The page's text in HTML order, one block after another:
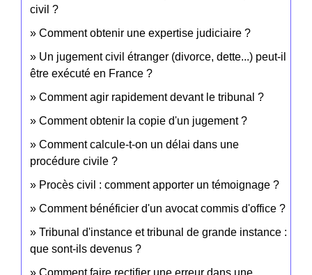
civil ?
Comment obtenir une expertise judiciaire ?
Un jugement civil étranger (divorce, dette...) peut-il
être exécuté en France ?
Comment agir rapidement devant le tribunal ?
Comment obtenir la copie d'un jugement ?
Comment calcule-t-on un délai dans une
procédure civile ?
Procès civil : comment apporter un témoignage ?
Comment bénéficier d'un avocat commis d'office ?
Tribunal d'instance et tribunal de grande instance :
que sont-ils devenus ?
Comment faire rectifier une erreur dans une